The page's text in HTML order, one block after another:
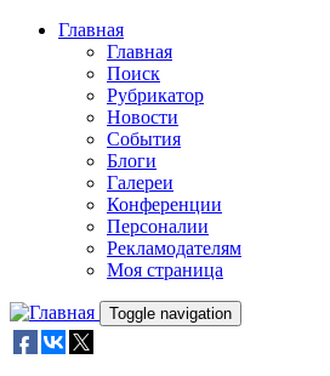
Skip to main content
Главная
Главная
Поиск
Рубрикатор
Новости
События
Блоги
Галереи
Конференции
Персоналии
Рекламодателям
Моя страница
Toggle navigation